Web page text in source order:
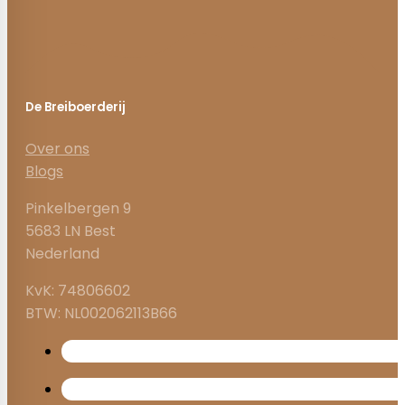
De Breiboerderij
Over ons
Blogs
Pinkelbergen 9
5683 LN Best
Nederland
KvK: 74806602
BTW: NL002062113B66